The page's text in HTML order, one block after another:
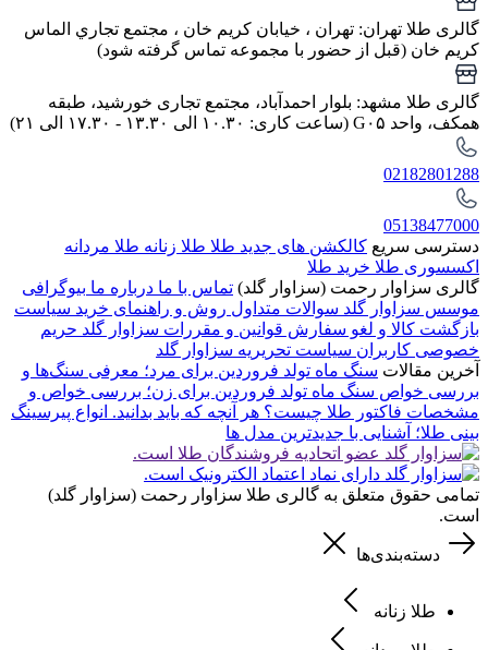
گالری طلا تهران: تهران ، خيابان كريم خان ، مجتمع تجاري الماس
كريم خان (قبل از حضور با مجموعه تماس گرفته شود)
گالری طلا مشهد: بلوار احمدآباد، مجتمع تجاری خورشید، طبقه
همکف، واحد G۰۵ (ساعت کاری: ۱۰.۳۰ الی ۱۳.۳۰ - ۱۷.۳۰ الی ۲۱)
02182801288
05138477000
دسترسی سریع کالکشن های جدید طلا طلا زنانه طلا مردانه
اکسسوری طلا خرید طلا
گالری سزاوار رحمت (سزاوار گلد) تماس با ما درباره ما بیوگرافی
موسس سزاوار گلد سوالات متداول روش و راهنمای خرید سیاست
بازگشت کالا و لغو سفارش قوانین و مقررات سزاوار گلد حریم
خصوصی کاربران سیاست تحریریه سزاوار گلد
آخرین مقالات سنگ ماه تولد فروردین برای مرد؛ معرفی سنگ‌ها و
بررسی خواص سنگ ماه تولد فروردین برای زن؛ بررسی خواص و
مشخصات فاکتور طلا چیست؟ هر آنچه که باید بدانید. انواع پیرسینگ
بینی طلا؛ آشنایی با جدیدترین مدل ها
تمامی حقوق متعلق به گالری طلا سزاوار رحمت (سزاوار گلد)
است.
دسته‌بندی‌ها
طلا زنانه